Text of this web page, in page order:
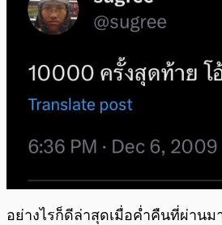
อย่างไรก็ดีล่าสุดเมื่อค่ำคืนที่ผ่านม